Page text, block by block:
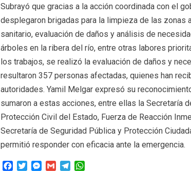
Subrayó que gracias a la acción coordinada con el
desplegaron brigadas para la limpieza de las zonas
sanitario, evaluación de daños y análisis de
árboles en la ribera del río, entre otras labores
los trabajos, se realizó la evaluación de daños y
resultaron 357 personas afectadas, quienes han
autoridades. Yamil Melgar expresó su
sumaron a estas acciones, entre ellas la Secretaría
Protección Civil del Estado, Fuerza de Reacción
Secretaría de Seguridad Pública y Protección
permitió responder con eficacia ante la emergencia.
Facebook
TwitterMessenger
Gmail Telegram